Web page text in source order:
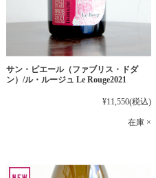
サン・ピエール（ファブリス・ドダ
ン）/ル・ルージュ Le Rouge2021
¥11,550(税込)
在庫 ×